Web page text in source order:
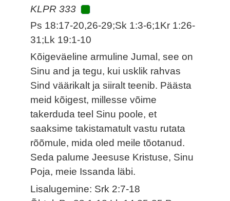
KLPR 333
Ps 18:17-20,26-29;Sk 1:3-6;1Kr 1:26-
31;Lk 19:1-10
Kõigeväeline armuline Jumal, see on
Sinu and ja tegu, kui usklik rahvas
Sind väärikalt ja siiralt teenib. Päästa
meid kõigest, millesse võime
takerduda teel Sinu poole, et
saaksime takistamatult vastu rutata
rõõmule, mida oled meile tõotanud.
Seda palume Jeesuse Kristuse, Sinu
Poja, meie Issanda läbi.
Lisalugemine: Srk 2:7-18